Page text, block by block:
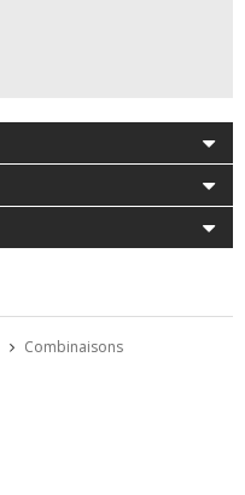
Combinaisons